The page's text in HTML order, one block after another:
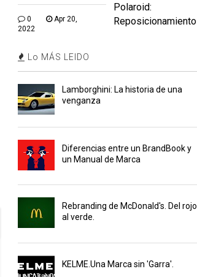
0
Apr 20,
2022
Polaroid:
Reposicionamiento
Lo MÁS LEIDO
Lamborghini: La historia de una
venganza
Diferencias entre un BrandBook y
un Manual de Marca
Rebranding de McDonald's. Del rojo
al verde.
KELME.Una Marca sin 'Garra'.